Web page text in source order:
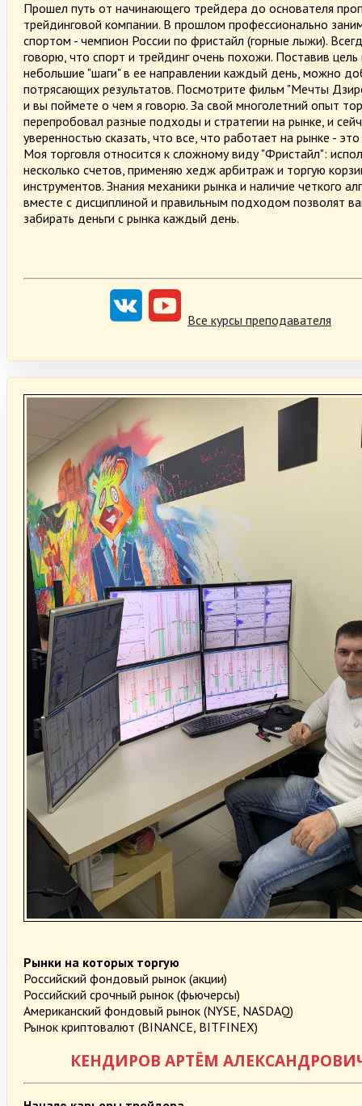
Прошел путь от начинающего трейдера до основателя
трейдинговой компании. В прошлом профессионально
спортом - чемпион России по фристайл (горные лыжи).
говорю, что спорт и трейдинг очень похожи. Поставив цель
небольшие "шаги" в ее направлении каждый день, можно
потрясающих результатов. Посмотрите фильм "Мечты
и вы поймете о чем я говорю. За свой многолетний опыт
перепробовал разные подходы и стратегии на рынке, и
уверенностью сказать, что все, что работает на рынке -
Моя торговля относится к сложному виду "Фристайл":
несколько счетов, применяю хедж арбитраж и торгую
инструментов. Знания механики рынка и наличие четкого
вместе с дисциплиной и правильным подходом позволят
забирать деньги с рынка каждый день.
Все курсы преподавателя
Рынки на которых торгую
Российский фондовый рынок (акции)
Российский срочный рынок (фьючерсы)
Американский фондовый рынок (NYSE, NASDAQ)
Рынок криптовалют (BINANCE, BITFINEX)
КЕНДИРОВ АРТЁМ